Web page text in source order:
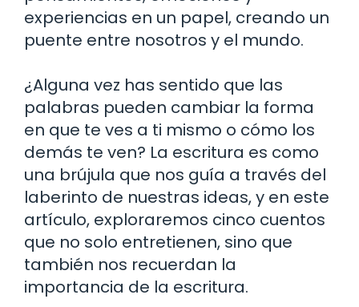
experiencias en un papel, creando un
puente entre nosotros y el mundo.
¿Alguna vez has sentido que las
palabras pueden cambiar la forma
en que te ves a ti mismo o cómo los
demás te ven? La escritura es como
una brújula que nos guía a través del
laberinto de nuestras ideas, y en este
artículo, exploraremos cinco cuentos
que no solo entretienen, sino que
también nos recuerdan la
importancia de la escritura.